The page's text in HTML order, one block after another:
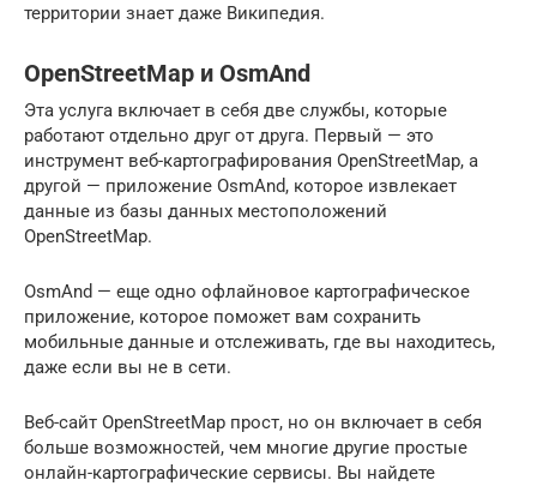
территории знает даже Википедия.
OpenStreetMap и OsmAnd
Эта услуга включает в себя две службы, которые
работают отдельно друг от друга. Первый — это
инструмент веб-картографирования OpenStreetMap, а
другой — приложение OsmAnd, которое извлекает
данные из базы данных местоположений
OpenStreetMap.
OsmAnd — еще одно офлайновое картографическое
приложение, которое поможет вам сохранить
мобильные данные и отслеживать, где вы находитесь,
даже если вы не в сети.
Веб-сайт OpenStreetMap прост, но он включает в себя
больше возможностей, чем многие другие простые
онлайн-картографические сервисы. Вы найдете